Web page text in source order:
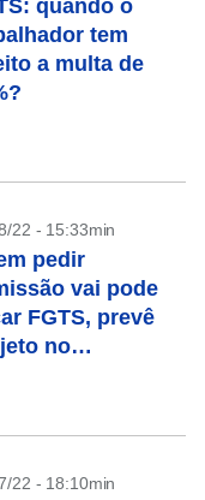
quando o
tem
a multa de
22 - 15:33min
pedir
vai pode
FGTS, prevê
no
22 - 18:10min